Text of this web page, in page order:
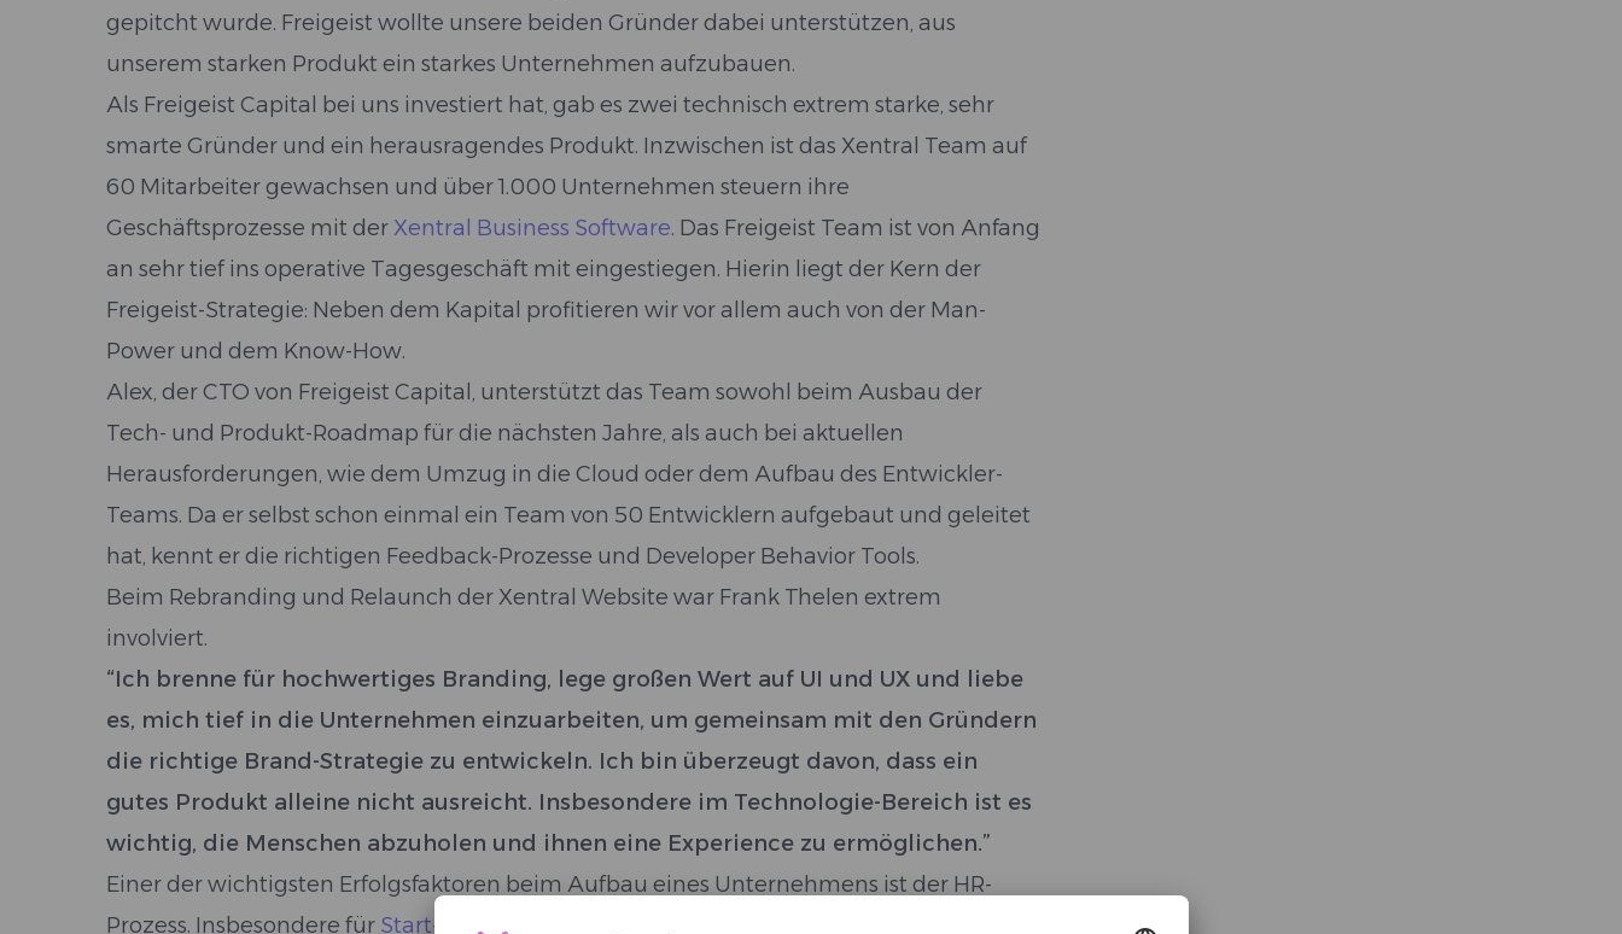
gepitcht wurde. Freigeist wollte unsere beiden Gründer dabei unterstützen, aus
unserem starken Produkt ein starkes Unternehmen aufzubauen.
Als Freigeist Capital bei uns investiert hat, gab es zwei technisch extrem starke, sehr
smarte Gründer und ein herausragendes Produkt. Inzwischen ist das Xentral Team auf
60 Mitarbeiter gewachsen und über 1.000 Unternehmen steuern ihre
Geschäftsprozesse mit der Xentral Business Software. Das Freigeist Team ist von Anfang
an sehr tief ins operative Tagesgeschäft mit eingestiegen. Hierin liegt der Kern der
Freigeist-Strategie: Neben dem Kapital profitieren wir vor allem auch von der Man-
Power und dem Know-How.
Alex, der CTO von Freigeist Capital, unterstützt das Team sowohl beim Ausbau der
Tech- und Produkt-Roadmap für die nächsten Jahre, als auch bei aktuellen
Herausforderungen, wie dem Umzug in die Cloud oder dem Aufbau des Entwickler-
Teams. Da er selbst schon einmal ein Team von 50 Entwicklern aufgebaut und geleitet
hat, kennt er die richtigen Feedback-Prozesse und Developer Behavior Tools.
Beim Rebranding und Relaunch der Xentral Website war Frank Thelen extrem
involviert.
“Ich brenne für hochwertiges Branding, lege großen Wert auf UI und UX und liebe
es, mich tief in die Unternehmen einzuarbeiten, um gemeinsam mit den Gründern
die richtige Brand-Strategie zu entwickeln. Ich bin überzeugt davon, dass ein
gutes Produkt alleine nicht ausreicht. Insbesondere im Technologie-Bereich ist es
wichtig, die Menschen abzuholen und ihnen eine Experience zu ermöglichen.”
Einer der wichtigsten Erfolgsfaktoren beim Aufbau eines Unternehmens ist der HR-
Prozess. Insbesondere für Start-ups ist der Zeitpunkt die richtigen Leute an Bord zu